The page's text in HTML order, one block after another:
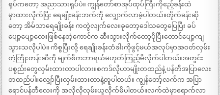
ရုပ်ကတော့ အညာသားရုပ်ပဲ။ ကျွန်တော်စာအုပ်ထုပ်ကြီးကိုဧည့်ခန်းထဲ
မှာထားလိုက်ပြီး ရေချိုးခန်းဘက်ကို လျှောက်လာခဲ့ပါတယ်။တိုက်ခန်းဆို
တော့ အိမ်သာရေချိုးခန်း ကတွဲလျက်လေ။ခုတော့ဒေါသတွေပြေပြီး ခပ်
ပျော့ပျော့လေးဖြစ်နေတဲ့ကောင်က ဆီးသွားလိုက်တော့ပိုပြီးတောင်ပျော့ကျ
သွားသလိုပါပဲ။ ကိစ္စပြီးလို့ ရေချိုးခန်းတံခါးကိုဖွင့်မယ်အလုပ်မှာအဝတ်လှမ်း
တဲ့ကြိုးတန်းဆီကို မျက်စိကဘာရယ်မဟုတ်ကြည့်မိလိုက်ပါတယ်။အတွင်း
ပစ္စည်းတွေလှမ်းထားတာပါလား။စကဒ်လိုဟာမျိုးတထည်နဲ့ ပန်တီအပြာလေး
တထည်ပါ။လျှော်ပြီးလှမ်းထားတာနဲ့တူပါတယ်။ ကျွန်တော့်လက်က အပြာ
ရောင်ပန်တီလေးကို အလိုလိုလှမ်းယူလိုက်မိပါတယ်။လက်ထဲမှာရောက်လာ